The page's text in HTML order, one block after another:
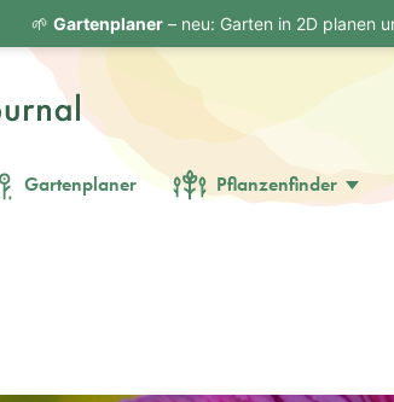
Gartenplaner Pflanzenfinder
🌱 Gartenplaner– neu: Garten in 2D planen